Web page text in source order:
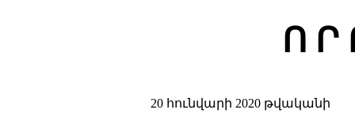
Ո Ր
20 հունվարի 2020 թվականի